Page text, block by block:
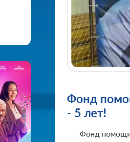
Фонд
- 5 лет!
Фонд помощи